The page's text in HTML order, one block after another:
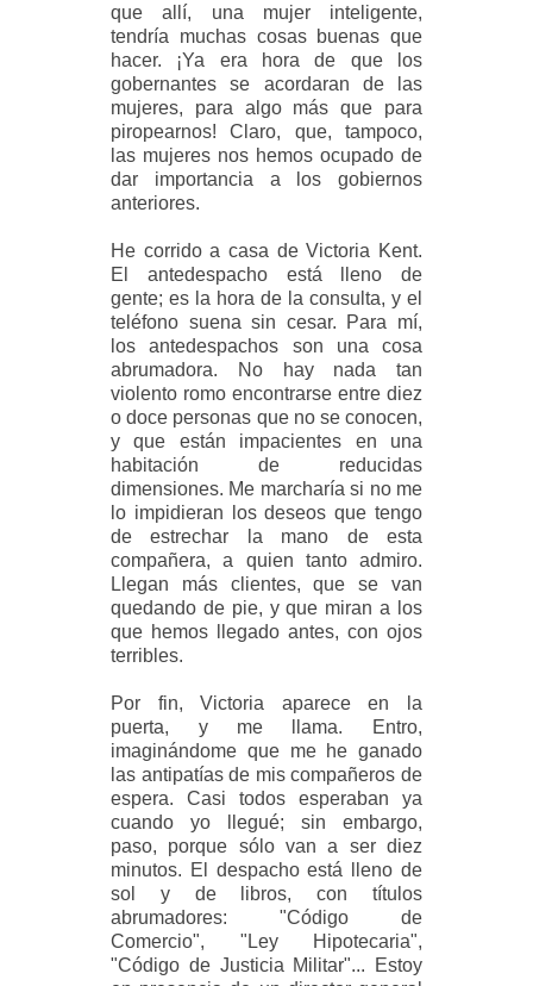
que allí, una mujer inteligente,
tendría muchas cosas buenas que
hacer. ¡Ya era hora de que los
gobernantes se acordaran de las
mujeres, para algo más que para
piropearnos! Claro, que, tampoco,
las mujeres nos hemos ocupado de
dar importancia a los gobiernos
anteriores.
He corrido a casa de Victoria Kent.
El antedespacho está lleno de
gente; es la hora de la consulta, y el
teléfono suena sin cesar. Para mí,
los antedespachos son una cosa
abrumadora. No hay nada tan
violento romo encontrarse entre diez
o doce personas que no se conocen,
y que están impacientes en una
habitación de reducidas
dimensiones. Me marcharía si no me
lo impidieran los deseos que tengo
de estrechar la mano de esta
compañera, a quien tanto admiro.
Llegan más clientes, que se van
quedando de pie, y que miran a los
que hemos llegado antes, con ojos
terribles.
Por fin, Victoria aparece en la
puerta, y me llama. Entro,
imaginándome que me he ganado
las antipatías de mis compañeros de
espera. Casi todos esperaban ya
cuando yo llegué; sin embargo,
paso, porque sólo van a ser diez
minutos. El despacho está lleno de
sol y de libros, con títulos
abrumadores: "Código de
Comercio", "Ley Hipotecaria",
"Código de Justicia Militar"... Estoy